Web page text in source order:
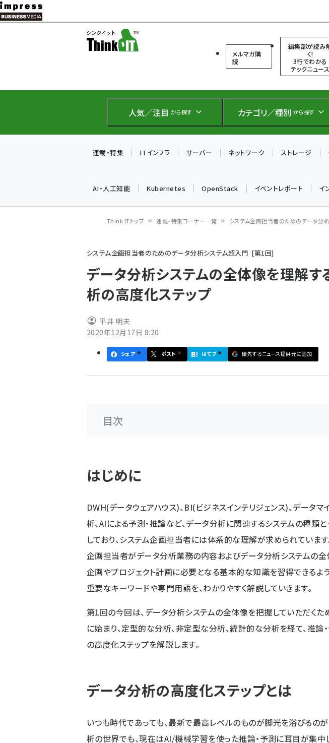
メ
イ
テ
に
メルマガ購
読
編集部が読み
く!
3行でわかる
テックニュース
人気／注目 から探す カテゴリ／種別 から探す
連載・特集 ITインフラ サーバー ネットワーク ストレージ
AI・人工知能 Kubernetes OpenStack イベントレポート イ
ン
く
ず
Think ITトップ 連載・特集コーナー一覧 システム企画担当者のためのデータ分
システム企画担当者のためのデータ分析システム超入門 第1回
データ分析システムの全体像を理解す
析の高度化ステップ
平井 明夫
2020年12月17日 8:20
シェア ポスト はてブ 優先するニュース提供元に追加
目次
はじめに
DWH(データウェアハウス)、BI(ビジネスインテリジェンス)、データマ
析、AIによる予測・推論など、データ分析に関連するシステムの種類
しており、システム企画担当者には体系的な理解が求められています
企画担当者がデータ分析業務の内容およびデータ分析システムの全
企画やプロジェクト計画に必要となる基本的な知識を習得できるよ
重要なキーワードや専門用語を、わかりやすく解説していきます。
第1回の今回は、データ分析システムの全体像を把握していただくた
に始まり、定型的な分析、非定型な分析、統計的な分析を経て、推論
の高度化ステップを解説します。
データ分析の高度化ステップとは
いつも時代であっても、最新で最高レベルのものが脚光を浴びるの
析の世界でも、現在はAI/機械学習を使った推論・予測に耳目が集中